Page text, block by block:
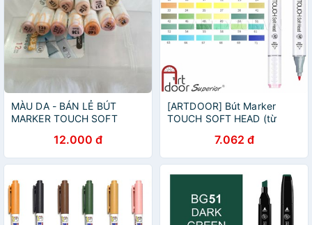
MÀU DA - BÁN LẺ BÚT
MARKER TOUCH SOFT
12.000 đ
[ARTDOOR] Bút Marker
TOUCH SOFT HEAD (từ
7.062 đ